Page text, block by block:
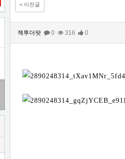
< 이전글
잭투더팟 0 316 0